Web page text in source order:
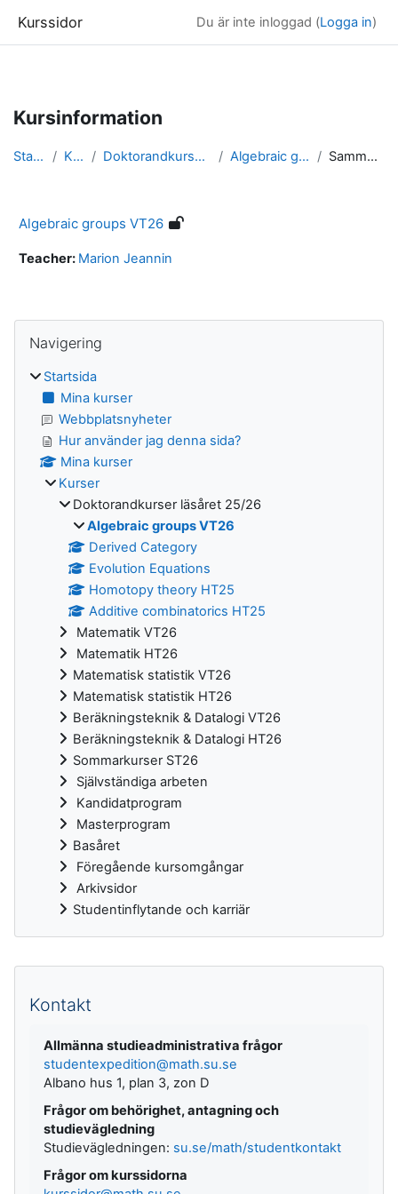
Kurssidor Du är inte inloggad (Logga in)
Kursinformation
Startsida Kurser Doktorandkurser läsåret 25/26 Algebraic groups VT26 Sammanfattning
Algebraic groups VT26
Teacher: Marion Jeannin
Block
Navigering
Startsida
Mina kurser
Webbplatsnyheter
Hur använder jag denna sida?
Mina kurser
Kurser
Doktorandkurser läsåret 25/26
Algebraic groups VT26
Derived Category
Evolution Equations
Homotopy theory HT25
Additive combinatorics HT25
Matematik VT26
Matematik HT26
Matematisk statistik VT26
Matematisk statistik HT26
Beräkningsteknik & Datalogi VT26
Beräkningsteknik & Datalogi HT26
Sommarkurser ST26
Självständiga arbeten
Kandidatprogram
Masterprogram
Basåret
Föregående kursomgångar
Arkivsidor
Studentinflytande och karriär
Kompletterande block
Kontakt
Allmänna studieadministrativa frågor
studentexpedition@math.su.se
Albano hus 1, plan 3, zon D
Frågor om behörighet, antagning och
studievägledning
Studievägledningen: su.se/math/studentkontakt
Frågor om kurssidorna